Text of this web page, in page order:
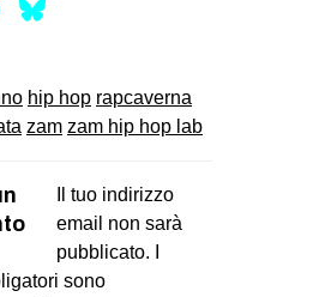
EUROPA
MONDO
EVENTI
Facebook
hip hop rapcaverna
zam zam hip hop lab
Il tuo indirizzo
email non sarà
pubblicato.
sono